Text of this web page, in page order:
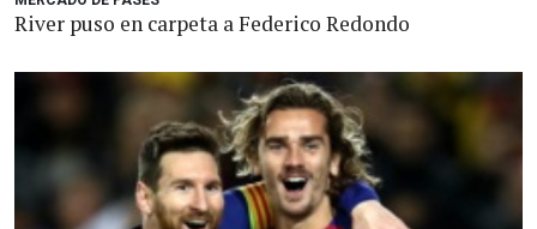
River puso en carpeta a Federico Redondo